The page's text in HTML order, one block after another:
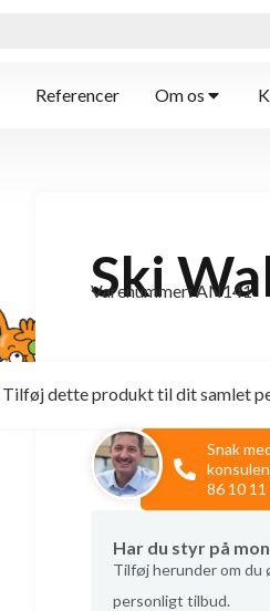
Referencer Om os
Ski
Varenummer: AN141
Tilføj dette produkt til dit samlet
Snak
86 10 11
Har du styr på
Tilføj herunder om du
personligt tilbud.